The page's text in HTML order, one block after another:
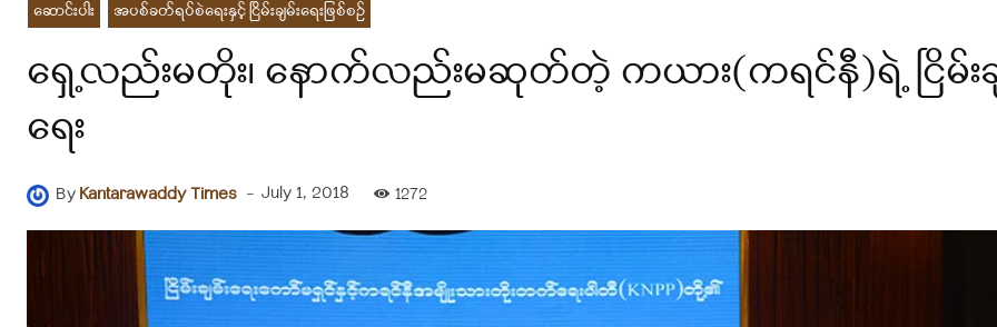
ဆောင်းပါး
အပစ်ခတ်ရပ်စဲရေးနှင့် ငြိမ်းချမ်းရေးဖြစ်စဉ်
ရှေ့လည်းမတိုး၊ နောက်လည်းမဆုတ်တဲ့ ကယား(ကရင်နီ)ရဲ့ ငြိမ်းခ
ရေး
ByKantarawaddy Times - July 1, 2018 1272